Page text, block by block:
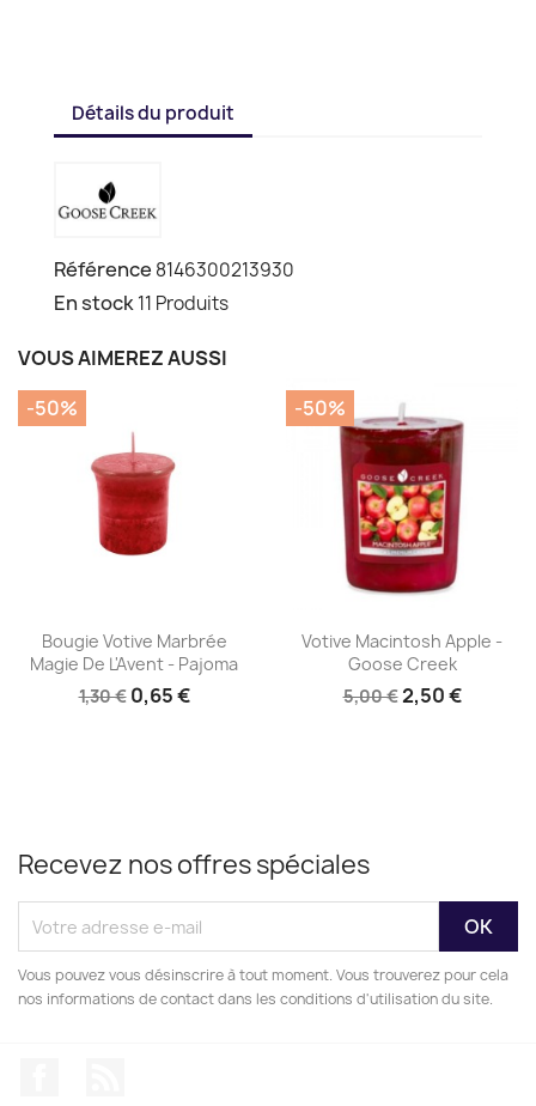
Détails du produit
Référence 8146300213930
En stock11 Produits
VOUS AIMEREZ AUSSI
Aperçu rapide
Bougie Votive Marbrée
Magie De L'Avent - Pajoma
1,30 € 0,65 €
-50%
Aperçu rapide
Votive Macintosh Apple -
Goose Creek
5,00 €2,50 €
-50%
Recevez nos offres spéciales
Vous pouvez vous désinscrire à tout moment. Vous trouverez pour cela
nos informations de contact dans les conditions d'utilisation du site.